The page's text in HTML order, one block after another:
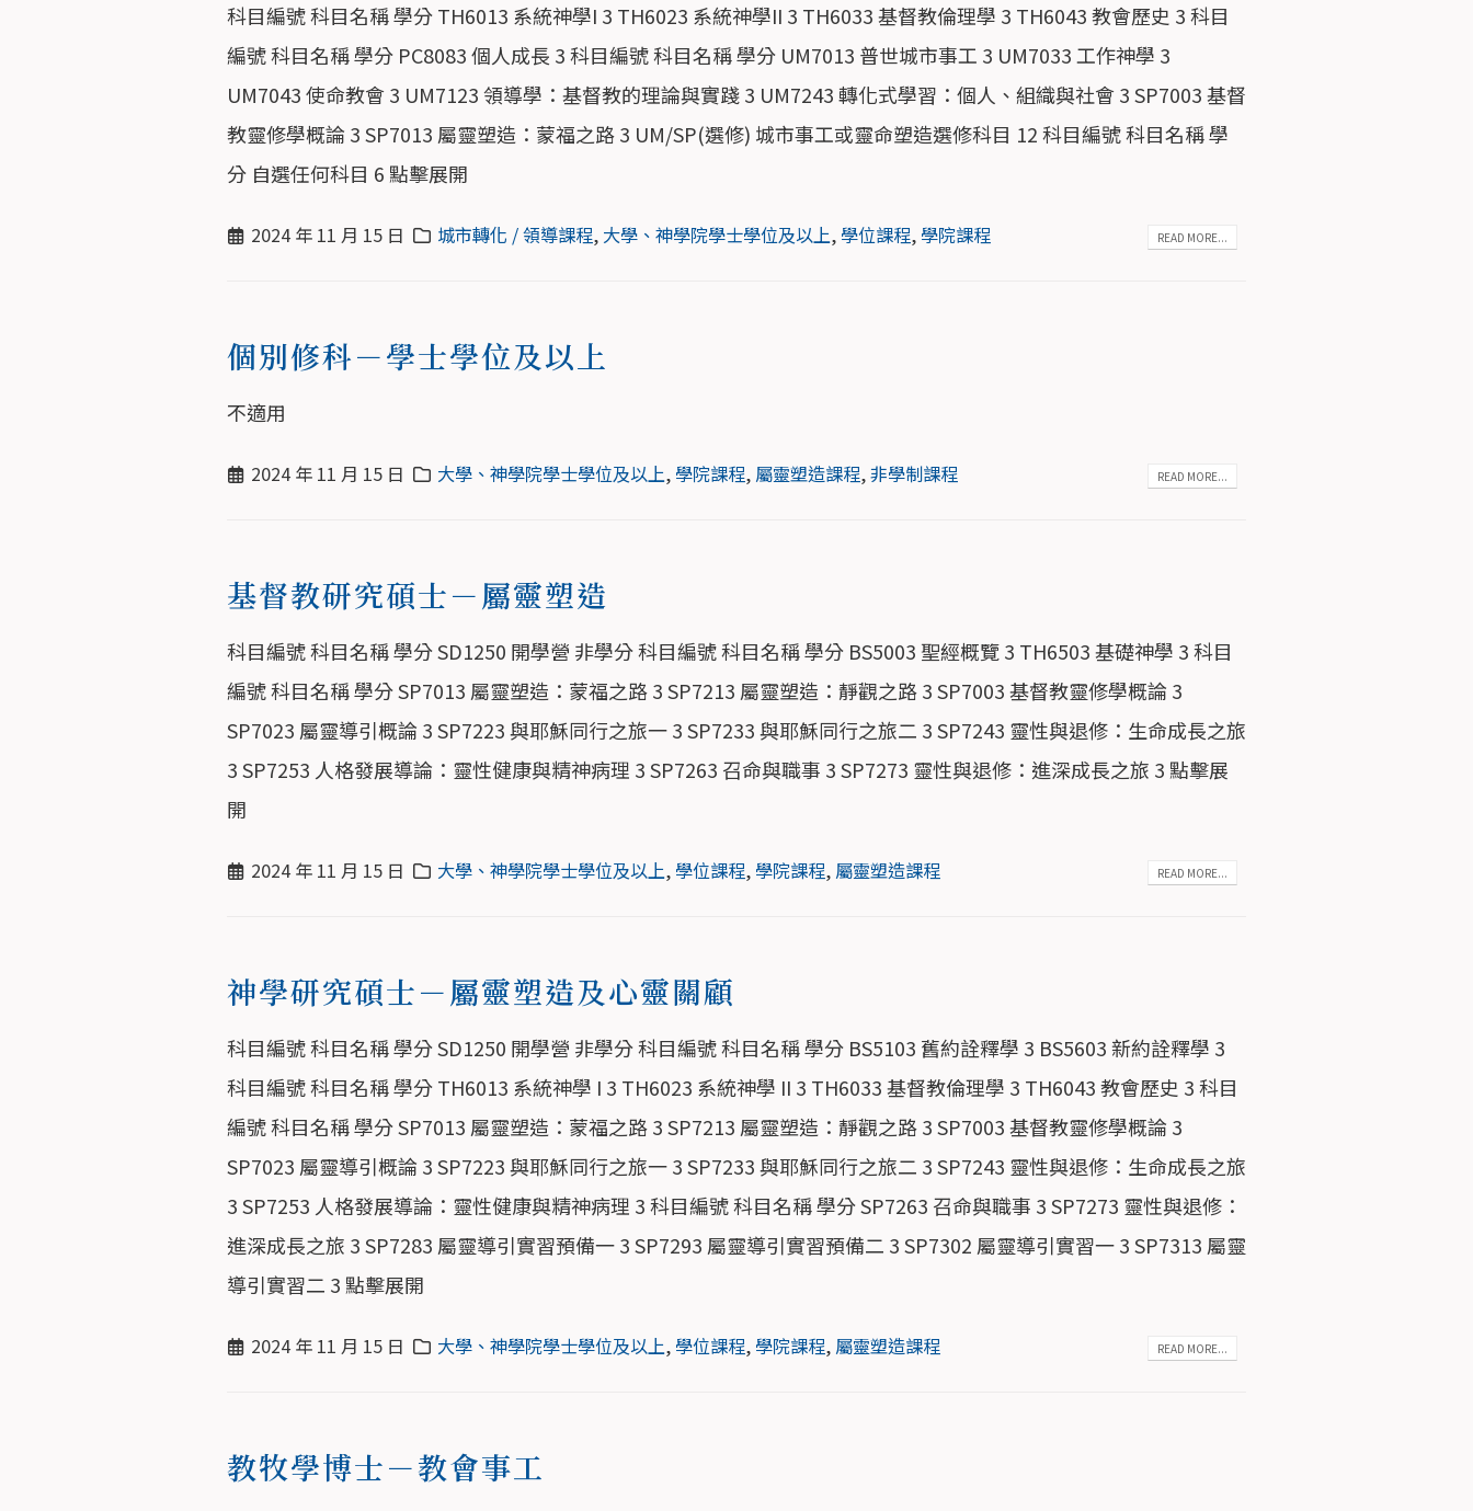
科目編號 科目名稱 學分 TH6013 系統神學I 3 TH6023 系統神學II 3 TH6033 基督教倫理學 3 TH6043 教會歷史 3 科目
編號 科目名稱 學分 PC8083 個人成長 3 科目編號 科目名稱 學分 UM7013 普世城市事工 3 UM7033 工作神學 3
UM7043 使命教會 3 UM7123 領導學：基督教的理論與實踐 3 UM7243 轉化式學習：個人、組織與社會 3 SP7003 基督
教靈修學概論 3 SP7013 屬靈塑造：蒙福之路 3 UM/SP(選修) 城市事工或靈命塑造選修科目 12 科目編號 科目名稱 學
分 自選任何科目 6 點擊展開
2024 年 11 月 15 日 城市轉化 / 領導課程, 大學、神學院學士學位及以上, 學位課程, 學院課程 READ MORE...
個別修科－學士學位及以上
不適用
2024 年 11 月 15 日 大學、神學院學士學位及以上, 學院課程, 屬靈塑造課程,非學制課程 READ MORE...
基督教研究碩士－屬靈塑造
科目編號 科目名稱 學分 SD1250 開學營 非學分 科目編號 科目名稱 學分 BS5003 聖經概覽 3 TH6503 基礎神學 3 科目
編號 科目名稱 學分 SP7013 屬靈塑造：蒙福之路 3 SP7213 屬靈塑造：靜觀之路 3 SP7003 基督教靈修學概論 3
SP7023 屬靈導引概論 3 SP7223 與耶穌同行之旅一 3 SP7233 與耶穌同行之旅二 3 SP7243 靈性與退修：生命成長之旅
3 SP7253 人格發展導論：靈性健康與精神病理 3 SP7263 召命與職事 3 SP7273 靈性與退修：進深成長之旅 3 點擊展
開
2024 年 11 月 15 日 大學、神學院學士學位及以上, 學位課程, 學院課程, 屬靈塑造課程 READ MORE...
神學研究碩士－屬靈塑造及心靈關顧
科目編號 科目名稱 學分 SD1250 開學營 非學分 科目編號 科目名稱 學分 BS5103 舊約詮釋學 3 BS5603 新約詮釋學 3
科目編號 科目名稱 學分 TH6013 系統神學 I 3 TH6023 系統神學 II 3 TH6033 基督教倫理學 3 TH6043 教會歷史 3 科目
編號 科目名稱 學分 SP7013 屬靈塑造：蒙福之路 3 SP7213 屬靈塑造：靜觀之路 3 SP7003 基督教靈修學概論 3
SP7023 屬靈導引概論 3 SP7223 與耶穌同行之旅一 3 SP7233 與耶穌同行之旅二 3 SP7243 靈性與退修：生命成長之旅
3 SP7253 人格發展導論：靈性健康與精神病理 3 科目編號 科目名稱 學分 SP7263 召命與職事 3 SP7273 靈性與退修：
進深成長之旅 3 SP7283 屬靈導引實習預備一 3 SP7293 屬靈導引實習預備二 3 SP7302 屬靈導引實習一 3 SP7313 屬靈
導引實習二 3 點擊展開
2024 年 11 月 15 日 大學、神學院學士學位及以上, 學位課程, 學院課程, 屬靈塑造課程 READ MORE...
教牧學博士－教會事工